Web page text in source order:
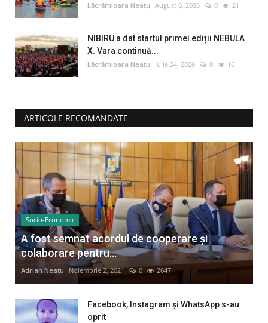
Lăcrămioara Neațu August 6, 2026 0 21
NIBIRU a dat startul primei ediții NEBULA
X. Vara continuă...
Lăcrămioara Neațu Iulie 24, 2026 0 16
ARTICOLE RECOMANDATE
Socio-Economic
A fost semnat acordul de cooperare și
colaborare pentru...
Adrian Neațu Noiembrie 2, 2021 0 2647
Facebook, Instagram și WhatsApp s-au
oprit